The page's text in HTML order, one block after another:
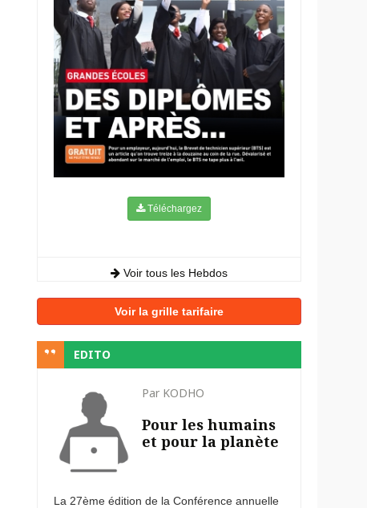
Téléchargez
Voir tous les Hebdos
Voir la grille tarifaire
EDITO
Par KODHO
Pour les humains
et pour la planète
La 27ème édition de la Conférence annuelle